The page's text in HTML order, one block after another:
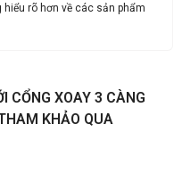
rõ hơn về các sản phẩm
CỔNG XOAY 3 CÀNG
KHẢO QUA